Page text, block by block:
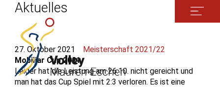
Aktuelles
27. Oktober 2021 Meisterschaft 2021/22
Mobiliar Cup 2021
Leider hat die Leistung am 26.10. nicht gereicht und
man hat das Cup Spiel mit 2:3 verloren. Es ist eine